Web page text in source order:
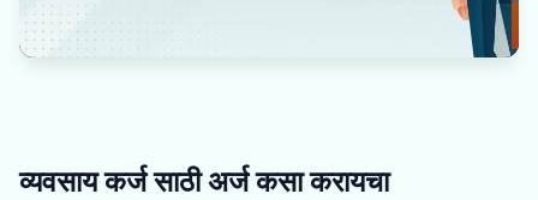
व्यवसाय कर्ज साठी अर्ज कसा करायचा